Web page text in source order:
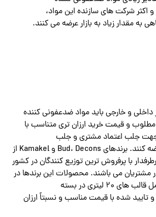
و اکثر شرکت های سازنده این مواد،
به مقدار زیاد به بازار عرضه می کنند.
داخلی و خارجی باید مواد ضدعفونی کننده
مطلوب و قیمت خرید ارزان تری متناسب با
جلب اعتماد مشتری و جلب
رضایت مشتری را عرضه کنند. برندهای Bud، Decons و Kamakel از
با پرفروش ترین توزیع کنندگان در کشور
مشتریان می باشند. محصولات این برندها در
قالب های اصلی شامل قالب های ۲۰ لیتری در بسته
تایید شده با قیمت مناسب و نسبتاً ارزان